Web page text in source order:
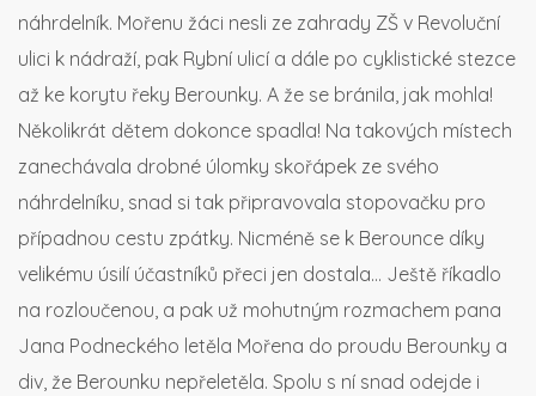
náhrdelník. Mořenu žáci nesli ze zahrady ZŠ v Revoluční
ulici k nádraží, pak Rybní ulicí a dále po cyklistické stezce
až ke korytu řeky Berounky. A že se bránila, jak mohla!
Několikrát dětem dokonce spadla! Na takových místech
zanechávala drobné úlomky skořápek ze svého
náhrdelníku, snad si tak připravovala stopovačku pro
případnou cestu zpátky. Nicméně se k Berounce díky
velikému úsilí účastníků přeci jen dostala… Ještě říkadlo
na rozloučenou, a pak už mohutným rozmachem pana
Jana Podneckého letěla Mořena do proudu Berounky a
div, že Berounku nepřeletěla. Spolu s ní snad odejde i